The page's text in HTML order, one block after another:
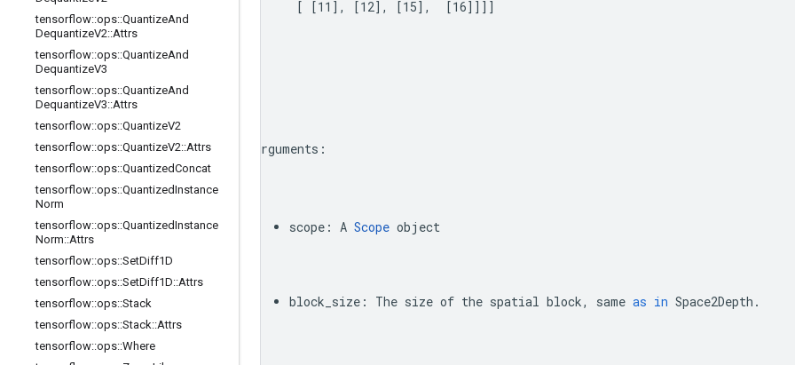
tensorflow::ops::QuantizeAnd
DequantizeV2::Attrs
tensorflow::ops::QuantizeAnd
DequantizeV3
tensorflow::ops::QuantizeAnd
DequantizeV3::Attrs
tensorflow::ops::QuantizeV2
tensorflow::ops::QuantizeV2::Attrs
tensorflow::ops::QuantizedConcat
tensorflow::ops::QuantizedInstance
Norm
tensorflow::ops::QuantizedInstance
Norm::Attrs
tensorflow::ops::SetDiff1D
tensorflow::ops::SetDiff1D::Attrs
tensorflow::ops::Stack
tensorflow::ops::Stack::Attrs
tensorflow::ops::Where
      [ [11], [12], [15],  [16]]]]
Arguments :
scope : A Scope object
block_size : The size of the spatial block, same as in Space2Depth .